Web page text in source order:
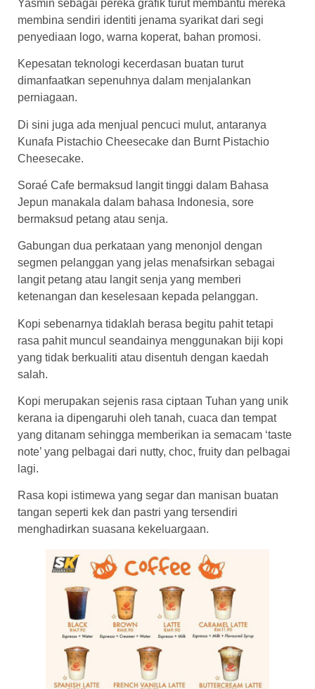
Yasmin sebagai pereka grafik turut membantu mereka
membina sendiri identiti jenama syarikat dari segi
penyediaan logo, warna koperat, bahan promosi.
Kepesatan teknologi kecerdasan buatan turut
dimanfaatkan sepenuhnya dalam menjalankan
perniagaan.
Di sini juga ada menjual pencuci mulut, antaranya
Kunafa Pistachio Cheesecake dan Burnt Pistachio
Cheesecake.
Soraé Cafe bermaksud langit tinggi dalam Bahasa
Jepun manakala dalam bahasa Indonesia, sore
bermaksud petang atau senja.
Gabungan dua perkataan yang menonjol dengan
segmen pelanggan yang jelas menafsirkan sebagai
langit petang atau langit senja yang memberi
ketenangan dan keselesaan kepada pelanggan.
Kopi sebenarnya tidaklah berasa begitu pahit tetapi
rasa pahit muncul seandainya menggunakan biji kopi
yang tidak berkualiti atau disentuh dengan kaedah
salah.
Kopi merupakan sejenis rasa ciptaan Tuhan yang unik
kerana ia dipengaruhi oleh tanah, cuaca dan tempat
yang ditanam sehingga memberikan ia semacam ‘taste
note’ yang pelbagai dari nutty, choc, fruity dan pelbagai
lagi.
Rasa kopi istimewa yang segar dan manisan buatan
tangan seperti kek dan pastri yang tersendiri
menghadirkan suasana kekeluargaan.